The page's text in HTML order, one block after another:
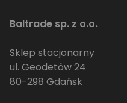
Baltrade sp. z o.o.
Sklep stacjonarny
ul. Geodetów 24
80-298 Gdańsk